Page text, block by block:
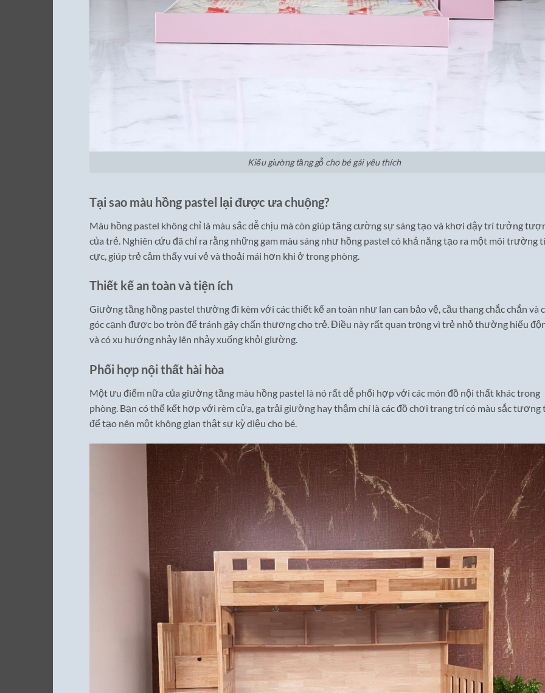
Kiểu giường tầng gỗ cho bé gái yêu thích
Tại sao màu hồng pastel lại được ưa chuộng?
Màu hồng pastel không chỉ là màu sắc dễ chịu mà còn giúp tăng cường sự sáng tạo và khơi dậy trí tưởng
của trẻ. Nghiên cứu đã chỉ ra rằng những gam màu sáng như hồng pastel có khả năng tạo ra một môi trường
cực, giúp trẻ cảm thấy vui vẻ và thoải mái hơn khi ở trong phòng.
Thiết kế an toàn và tiện ích
Giường tầng hồng pastel thường đi kèm với các thiết kế an toàn như lan can bảo vệ, cầu thang chắc chắn và
góc cạnh được bo tròn để tránh gây chấn thương cho trẻ. Điều này rất quan trọng vì trẻ nhỏ thường hiếu
và có xu hướng nhảy lên nhảy xuống khỏi giường.
Phối hợp nội thất hài hòa
Một ưu điểm nữa của giường tầng màu hồng pastel là nó rất dễ phối hợp với các món đồ nội thất khác trong
phòng. Bạn có thể kết hợp với rèm cửa, ga trải giường hay thậm chí là các đồ chơi trang trí có màu sắc tương
để tạo nên một không gian thật sự kỳ diệu cho bé.